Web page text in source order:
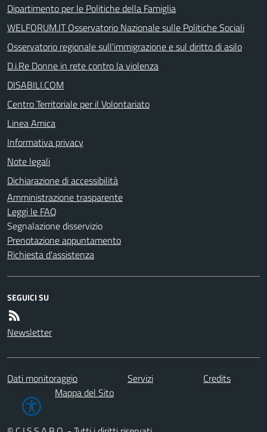
Dipartimento per le Politiche della Famiglia
WELFORUM.IT Osservatorio Nazionale sulle Politiche Sociali
Osservatorio regionale sull'immigrazione e sul diritto di asilo
D.i.Re Donne in rete contro la violenza
DISABILI.COM
Centro Territoriale per il Volontariato
Linea Amica
Informativa privacy
Note legali
Dichiarazione di accessibilità
Amministrazione trasparente
Leggi le FAQ
Segnalazione disservizio
Prenotazione appuntamento
Richiesta d'assistenza
SEGUICI SU
Newsletter
Dati monitoraggio Servizi
Credits
Mappa del Sito